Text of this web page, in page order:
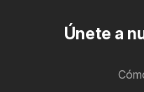
Únete a